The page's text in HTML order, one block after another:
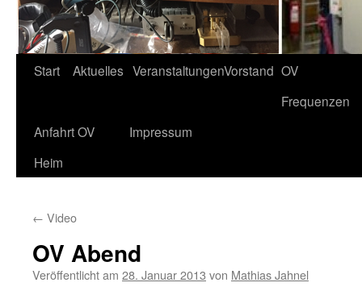
Start Aktuelles VeranstaltungenVorstand OV
Frequenzen
Anfahrt OV
Heim
Impressum
← Video
OV Abend
Veröffentlicht am 28. Januar 2013 von Mathias Jahnel